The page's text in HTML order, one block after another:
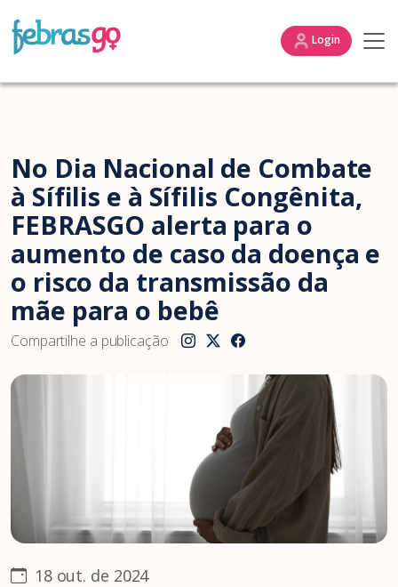
Login
No Dia Nacional de Combate
à Sífilis e à Sífilis Congênita,
FEBRASGO alerta para o
aumento de caso da doença e
o risco da transmissão da
mãe para o bebê
Compartilhe a publicação
18 out. de 2024